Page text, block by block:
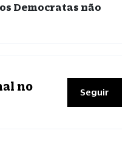
Democratas não
no
Seguir